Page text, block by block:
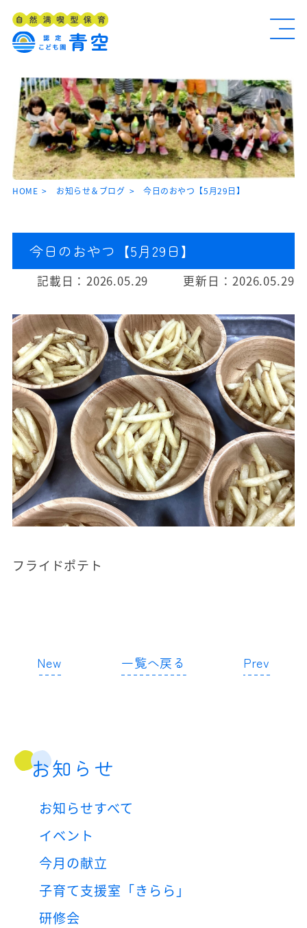
HOME お知らせ＆ブログ 今日のおやつ【5月29日】
今日のおやつ【5月29日】
記載日： 2026.05.29 更新日： 2026.05.29
フライドポテト
New 一覧へ戻る Prev
お知らせ
お知らせすべて
イベント
今月の献立
子育て支援室「きらら」
研修会